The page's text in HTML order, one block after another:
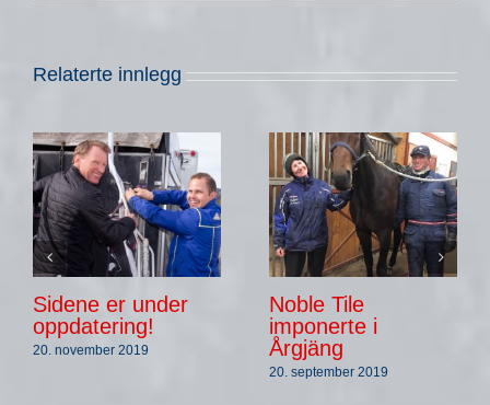
Relaterte innlegg
Sidene er under
oppdatering!
20. november 2019
Noble Tile
imponerte i
Årgjäng
20. september 2019